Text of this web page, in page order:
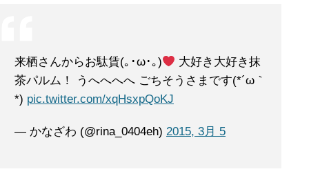
来栖さんからお駄賃(｡･ω･｡)
大好き大好き抹
茶パルム！ うへへへへ ごちそうさまです(*´ω｀
*) pic.twitter.com/xqHsxpQoKJ
— かなざわ (@rina_0404eh) 2015, 3月 5